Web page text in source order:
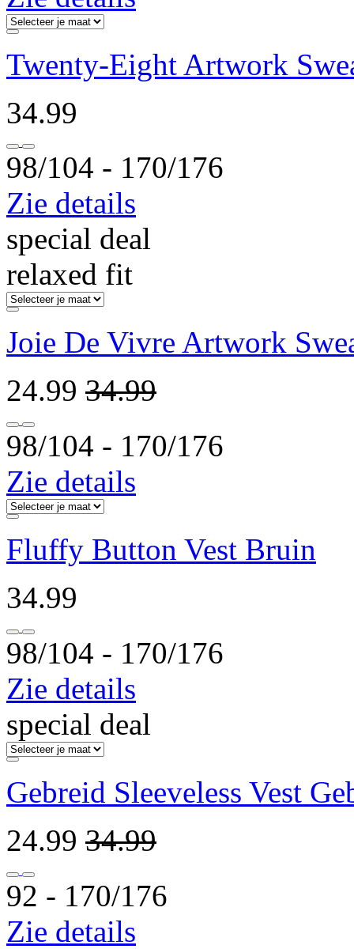
Twenty-Eight Artwork
34.99
98/104 ‐ 170/176
Zie details
special deal
relaxed fit
Joie De Vivre Artwork
24.99 34.99
98/104 ‐ 170/176
Zie details
Fluffy Button Vest Bruin
34.99
98/104 ‐ 170/176
Zie details
special deal
Gebreid Sleeveless Vest
24.99 34.99
92 ‐ 170/176
Zie details